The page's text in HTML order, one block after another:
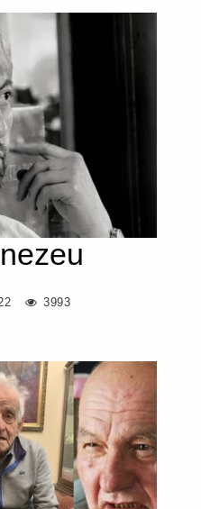
3993